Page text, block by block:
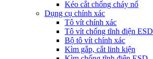
Kéo cắt chống cháy nổ
Dụng cụ chính xác
Tô vít chính xác
Tô vít chống tĩnh điện ESD
Bộ tô vít chính xác
Kìm gắp, cắt linh kiện